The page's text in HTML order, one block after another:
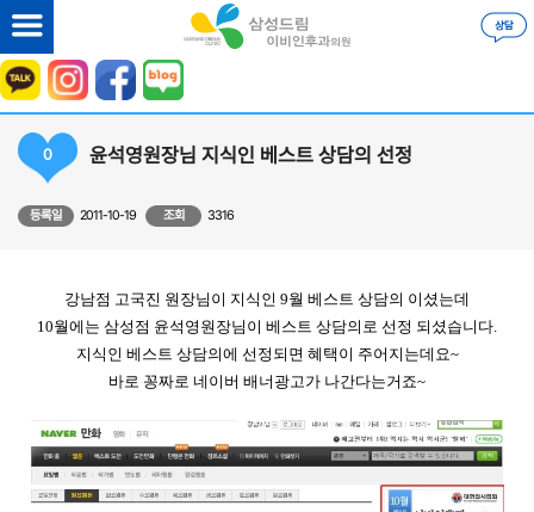
0 윤석영원장님 지식인 베스트 상담의 선정
등록일 2011-10-19 조회 3316
강남점 고국진 원장님이 지식인 9월 베스트 상담의 이셨는데
10월에는 삼성점 윤석영원장님이 베스트 상담의로 선정 되셨습니다.
지식인 베스트 상담의에 선정되면 혜택이 주어지는데요~
바로 꽁짜로 네이버 배너광고가 나간다는거죠~